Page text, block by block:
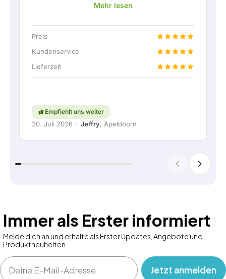
Kunde sehr angenehm. Rico hat mich stets gut
und hat sich prima mit eingebracht. Nach der
Lieferabsprache wurde sogar ein kostenloser
Festanschluss angeboten, um die Heimbatterie
können. Natürlich absolut top. Kurzum: ein sehr
großgeschrieben werden. Weiter so!
Mehr lesen
Preis
Kundenservice
Lieferzeit
Empfiehlt uns weiter
20. Juli 2026 · Jeffry, Apeldoorn
Immer als Erster informiert
Melde dich an und erhalte als Erster Updates, Angebote und
Produktneuheiten.
Email
‎ ‎ ‎ Jetzt anmelden‎ ‎ ‎ ‎